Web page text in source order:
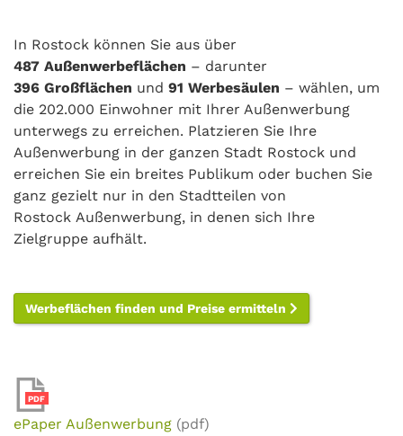
In Rostock können Sie aus über
487 Außenwerbeflächen – darunter
396 Großflächen und 91 Werbesäulen – wählen, um
die 202.000 Einwohner mit Ihrer Außenwerbung
unterwegs zu erreichen. Platzieren Sie Ihre
Außenwerbung in der ganzen Stadt Rostock und
erreichen Sie ein breites Publikum oder buchen Sie
ganz gezielt nur in den Stadtteilen von
Rostock Außenwerbung, in denen sich Ihre
Zielgruppe aufhält.
Werbeflächen finden und Preise ermitteln
PDF
ePaper Außenwerbung (pdf)